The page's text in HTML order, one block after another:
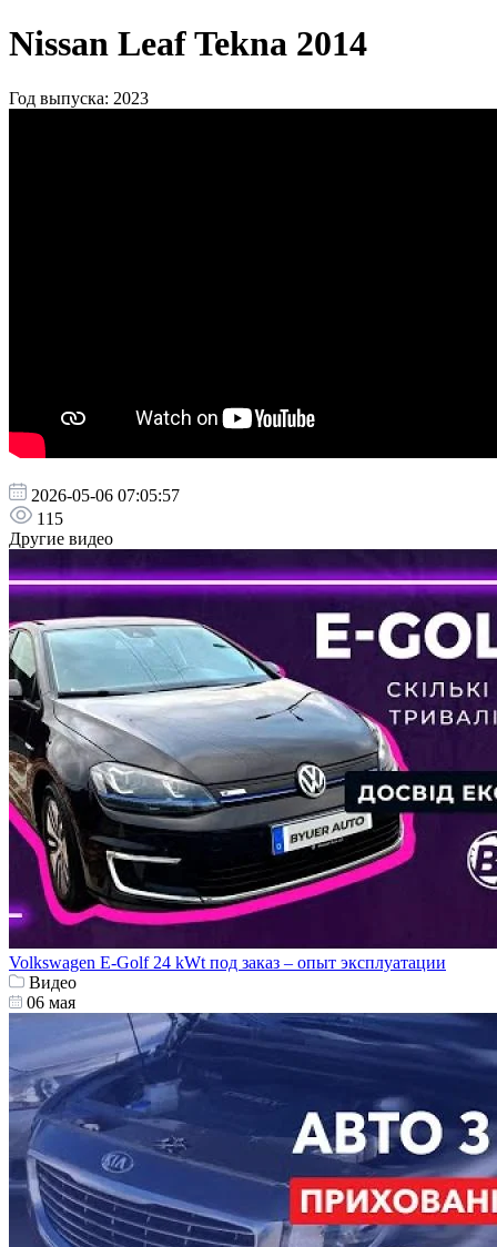
Nissan Leaf Tekna 2014
Год выпуска: 2023
2026-05-06 07:05:57
115
Другие видео
Volkswagen E-Golf 24 kWt под заказ – опыт эксплуатации
Видео
06 мая